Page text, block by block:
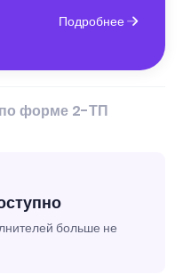
Подробнее
по форме 2-ТП
больше не